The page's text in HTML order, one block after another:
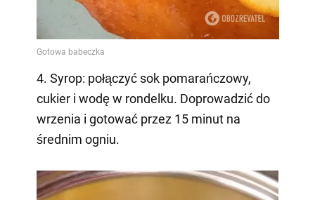
4. Syrop: połączyć sok pomarańczowy,
cukier i wodę w rondelku. Doprowadzić do
wrzenia i gotować przez 15 minut na
średnim ogniu.